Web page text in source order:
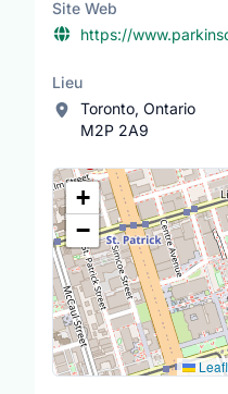
Site Web
https://
Lieu
Toronto, Ontario
M2P 2A9
Lieu
+
−